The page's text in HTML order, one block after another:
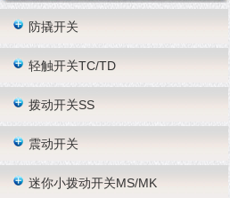
防撬开关
轻触开关TC/TD
拨动开关SS
震动开关
迷你小拨动开关MS/MK